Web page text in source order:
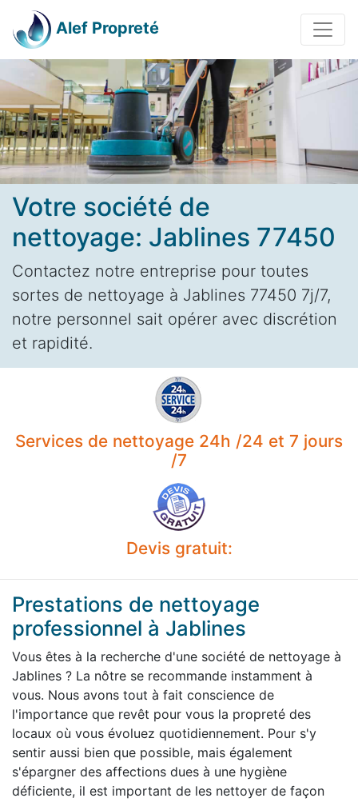
Alef Propreté
Votre société de
nettoyage: Jablines 77450
Contactez notre entreprise pour toutes
sortes de nettoyage à Jablines 77450 7j/7,
notre personnel sait opérer avec discrétion
et rapidité.
Services de nettoyage 24h /24 et 7 jours
/7
Devis gratuit:
Prestations de nettoyage
professionnel à Jablines
Vous êtes à la recherche d'une société de nettoyage à
Jablines ? La nôtre se recommande instamment à
vous. Nous avons tout à fait conscience de
l'importance que revêt pour vous la propreté des
locaux où vous évoluez quotidiennement. Pour s'y
sentir aussi bien que possible, mais également
s'épargner des affections dues à une hygiène
déficiente, il est important de les nettoyer de façon